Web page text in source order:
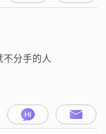
不分手的人